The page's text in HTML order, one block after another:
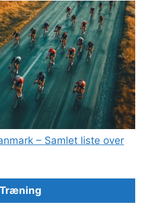
– Samlet liste over
Træning